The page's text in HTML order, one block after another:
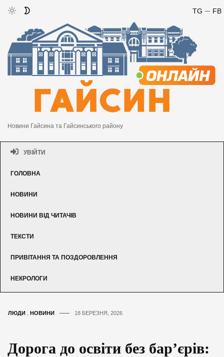
FB
TG
Новини Гайсина та Гайсинського району
УВІЙТИ
ГОЛОВНА
НОВИНИ
НОВИНИ ВІД ЧИТАЧІВ
ТЕКСТИ
ПРИВІТАННЯ ТА ПОЗДОРОВЛЕННЯ
НЕКРОЛОГИ
ЛЮДИ НОВИНИ 18 БЕРЕЗНЯ, 2026
Дорога до освіти без бар’єрів: